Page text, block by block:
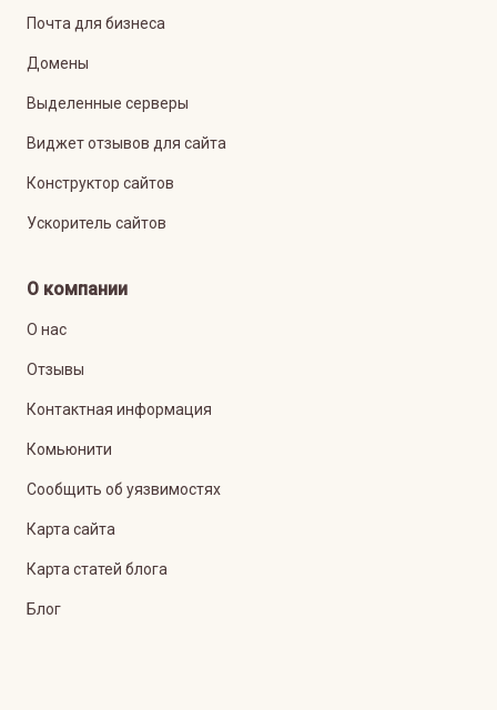
Почта для бизнеса
Домены
Выделенные серверы
Виджет отзывов для сайта
Конструктор сайтов
Ускоритель сайтов
О компании
О нас
Отзывы
Контактная информация
Комьюнити
Сообщить об уязвимостях
Карта сайта
Карта статей блога
Блог